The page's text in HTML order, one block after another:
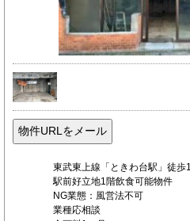
東武東上線「ときわ台駅」徒歩1
駅前好立地1階飲食可能物件
NG業態：風営法不可
業種応相談